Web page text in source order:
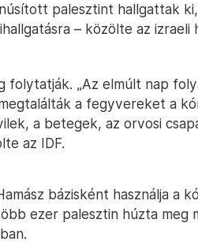
palesztint hallgattak
– közölte az izraeli
„Az elmúlt nap
a fegyvereket a
a betegek, az orvosi
az IDF.
bázisként használja a
ezer palesztin húzta meg